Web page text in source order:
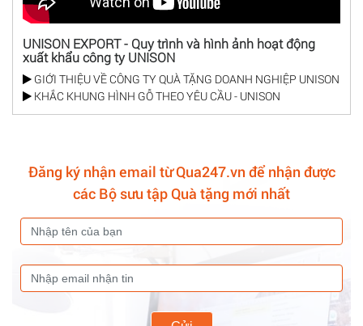
UNISON EXPORT - Quy trình và hình ảnh hoạt động
xuất khẩu công ty UNISON
GIỚI THIỆU VỀ CÔNG TY QUÀ TẶNG DOANH NGHIỆP UNISON
KHẮC KHUNG HÌNH GỖ THEO YÊU CẦU - UNISON
Đăng ký nhận email từ Qua247.vn để nhận được
các Bộ sưu tập Quà tặng mới nhất